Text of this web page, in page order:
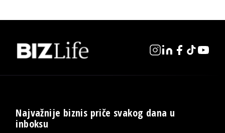
Najvažnije biznis priče svakog dana u
inboksu